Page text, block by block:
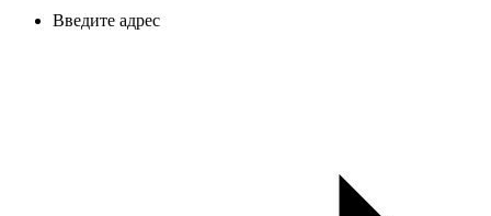
Введите адрес